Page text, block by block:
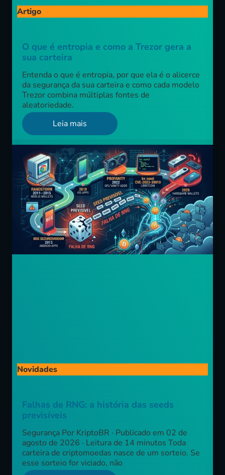
Artigo
O que é entropia e como a Trezor gera a
sua carteira
Entenda o que é entropia, por que ela é o alicerce
da segurança da sua carteira e como cada modelo
Trezor combina múltiplas fontes de
aleatoriedade.
Leia mais
Novidades
Falhas de RNG: a história das seeds
previsíveis
Segurança Por KriptoBR · Publicado em 02 de
agosto de 2026 · Leitura de 14 minutos Toda
carteira de criptomoedas nasce de um sorteio. Se
esse sorteio for viciado, não